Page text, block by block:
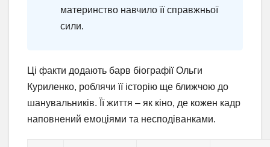
материнство навчило її справжньої
сили.
Ці факти додають барв біографії Ольги
Куриленко, роблячи її історію ще ближчою до
шанувальників. Її життя – як кіно, де кожен кадр
наповнений емоціями та несподіванками.